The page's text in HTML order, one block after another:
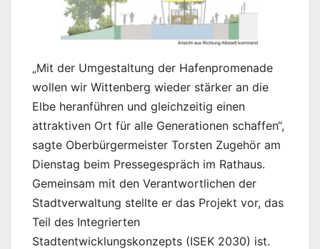
„Mit der Umgestaltung der Hafenpromenade
wollen wir Wittenberg wieder stärker an die
Elbe heranführen und gleichzeitig einen
attraktiven Ort für alle Generationen schaffen“,
sagte Oberbürgermeister Torsten Zugehör am
Dienstag beim Pressegespräch im Rathaus.
Gemeinsam mit den Verantwortlichen der
Stadtverwaltung stellte er das Projekt vor, das
Teil des Integrierten
Stadtentwicklungskonzepts (ISEK 2030) ist.